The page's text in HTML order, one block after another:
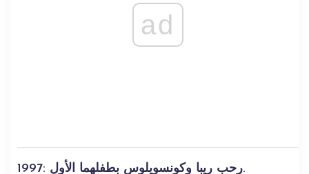
ad
1997: رحب ريبا وكونسويلوس بطفلهما الأول.